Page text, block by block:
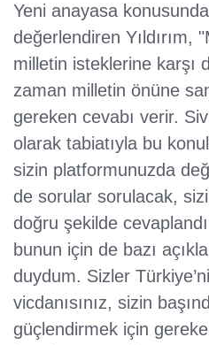
Yeni anayasa
değerlendiren Yıldırım,
milletin isteklerine karşı
zaman milletin önüne
gereken cevabı verir.
olarak tabiatıyla bu
sizin platformunuzda
de sorular sorulacak,
doğru şekilde
bunun için de bazı
duydum. Sizler
vicdanısınız, sizin
güçlendirmek için